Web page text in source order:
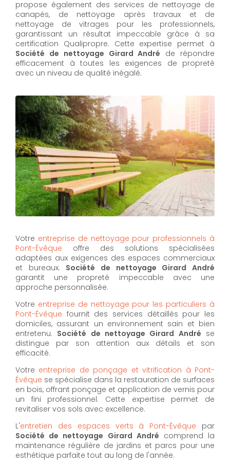
propose également des services de nettoyage de
canapés, de nettoyage après travaux et de
nettoyage de vitrages pour les professionnels,
garantissant un résultat impeccable grâce à sa
certification Qualipropre. Cette expertise permet à
Société de nettoyage Girard André de répondre
efficacement à toutes les exigences de propreté
avec un niveau de qualité inégalé.
Votre entreprise de nettoyage pour professionnels à
Pont-Évêque offre des solutions spécialisées
adaptées aux exigences des espaces commerciaux
et bureaux. Société de nettoyage Girard André
garantit une propreté impeccable avec une
approche personnalisée.
Votre entreprise de nettoyage pour les particuliers à
Pont-Évêque fournit des services détaillés pour les
domiciles, assurant un environnement sain et bien
entretenu. Société de nettoyage Girard André se
distingue par son attention aux détails et son
efficacité.
Votre entreprise de ponçage et vitrification à Pont-
Évêque se spécialise dans la restauration de surfaces
en bois, offrant ponçage et application de vernis pour
un fini professionnel. Cette expertise permet de
revitaliser vos sols avec excellence.
L'entretien des espaces verts à Pont-Évêque par
Société de nettoyage Girard André comprend la
maintenance régulière de jardins et parcs pour une
esthétique parfaite tout au long de l'année.